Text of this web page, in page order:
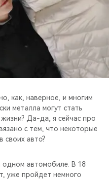
как, наверное, и многим
металла могут стать
Да-да, я сейчас про
с тем, что некоторые
своих авто?
одном автомобиле. В 18
уже пройдет немного